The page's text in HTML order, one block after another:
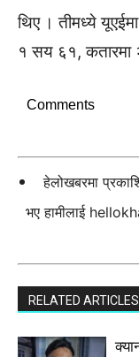
थिए । तीमध्ये
१ सय ६१, कतारमा
Comments
हेलोखबरमा
भए हामीलाई
RELATED ARTICLES